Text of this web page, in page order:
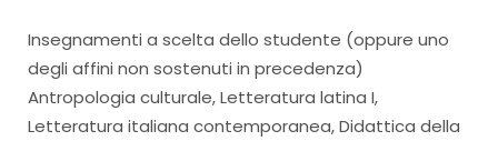
Insegnamenti a scelta dello studente (oppure uno
degli affini non sostenuti in precedenza)
Antropologia culturale, Letteratura latina I,
Letteratura italiana contemporanea, Didattica della